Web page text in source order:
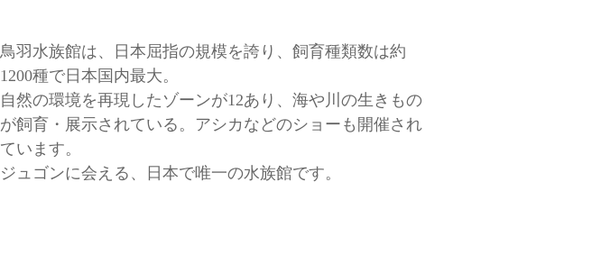
鳥羽水族館は、日本屈指の規模を誇り、飼育種類数は約
1200種で日本国内最大。
自然の環境を再現したゾーンが12あり、海や川の生きもの
が飼育・展示されている。アシカなどのショーも開催され
ています。
ジュゴンに会える、日本で唯一の水族館です。